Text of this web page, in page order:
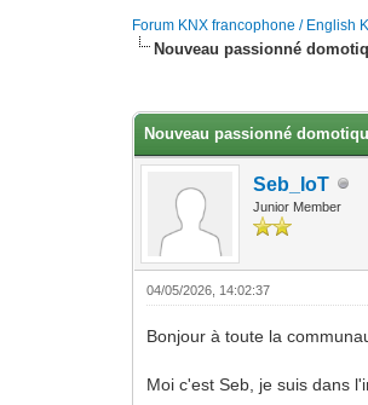
Forum KNX francophone / English
Nouveau passionné
Nouveau passionné
Seb_IoT
Junior Member
04/05/2026, 14:02:37
Bonjour à toute la
Moi c'est Seb, je suis dans